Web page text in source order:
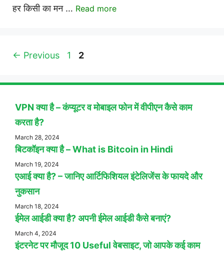
हर किसी का मन … Read more
← Previous Page
1 Page
2
VPN क्या है – कंप्यूटर व मोबाइल फोन में वीपीएन कैसे काम
करता है?
March 28, 2024
बिटकॉइन क्या है – What is Bitcoin in Hindi
March 19, 2024
एआई क्या है? – जानिए आर्टिफिशियल इंटेलिजेंस के फायदे और
नुकसान
March 18, 2024
ईमेल आईडी क्या है? अपनी ईमेल आईडी कैसे बनाएं?
March 4, 2024
इंटरनेट पर मौजूद 10 Useful वेबसाइट, जो आपके कई काम